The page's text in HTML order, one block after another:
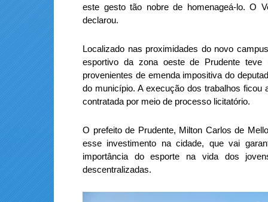
este gesto tão nobre de homenageá-lo. O
declarou.
Localizado nas proximidades do novo
esportivo da zona oeste de Prudente
provenientes de emenda impositiva do
do município. A execução dos trabalhos
contratada por meio de processo licitatório.
O prefeito de Prudente, Milton Carlos de
esse investimento na cidade, que vai
importância do esporte na vida dos
descentralizadas.